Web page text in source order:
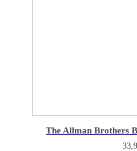
The Allman Brothers